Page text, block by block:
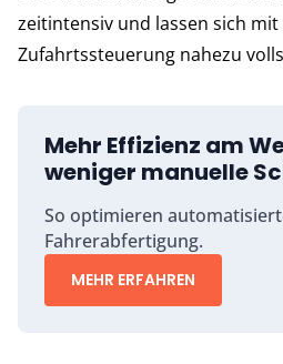
zeitintensiv und lassen sich
Zufahrtssteuerung nahezu
Mehr Effizienz am
weniger manuelle
So optimieren
Fahrerabfertigung.
MEHR ERFAHREN